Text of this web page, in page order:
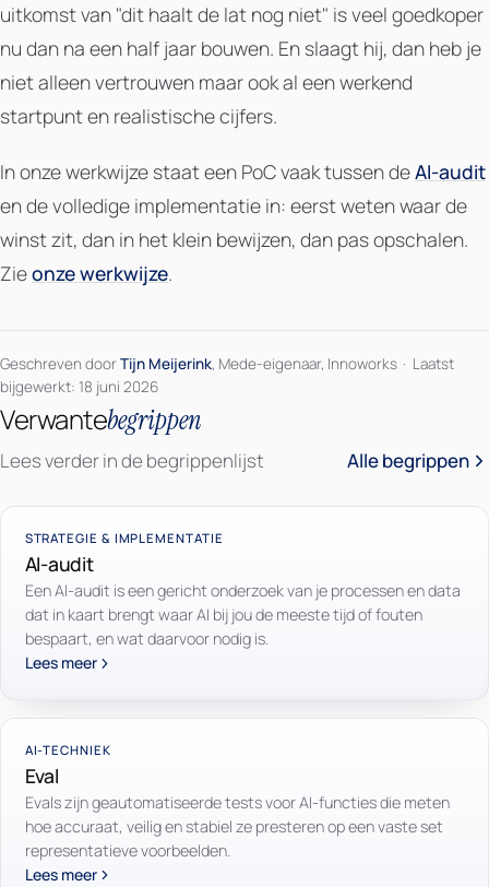
uitkomst van "dit haalt de lat nog niet" is veel goedkoper
nu dan na een half jaar bouwen. En slaagt hij, dan heb je
niet alleen vertrouwen maar ook al een werkend
startpunt en realistische cijfers.
In onze werkwijze staat een PoC vaak tussen deAI-audit
en de volledige implementatie in: eerst weten waar de
winst zit, dan in het klein bewijzen, dan pas opschalen.
Zieonze werkwijze.
Geschreven doorTijn Meijerink, Mede-eigenaar, Innoworks · Laatst
bijgewerkt: 18 juni 2026
Verwantebegrippen
Lees verder in de begrippenlijst Alle begrippen
STRATEGIE & IMPLEMENTATIE
AI-audit
Een AI-audit is een gericht onderzoek van je processen en data
dat in kaart brengt waar AI bij jou de meeste tijd of fouten
bespaart, en wat daarvoor nodig is.
Lees meer
AI-TECHNIEK
Eval
Evals zijn geautomatiseerde tests voor AI-functies die meten
hoe accuraat, veilig en stabiel ze presteren op een vaste set
representatieve voorbeelden.
Lees meer